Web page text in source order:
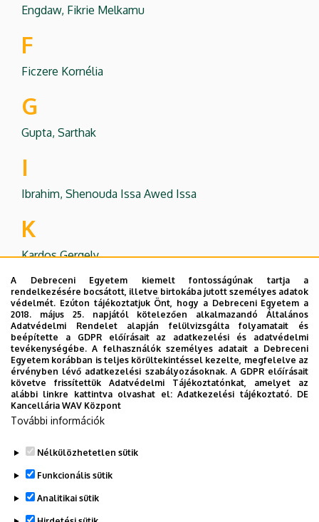
Engdaw, Fikrie Melkamu
F
Ficzere Kornélia
G
Gupta, Sarthak
I
Ibrahim, Shenouda Issa Awed Issa
K
Kardos Gergely
Kápolnai Ágnes
Kása Emese
M
Mezrag, Asma
T
Tóth Péter
Legutóbbi frissítés: 2026. 04. 08. 14:59
A Debreceni Egyetem kiemelt fontosságúnak tartja a
rendelkezésére bocsátott, illetve birtokába jutott személyes adatok
védelmét. Ezúton tájékoztatjuk Önt, hogy a Debreceni Egyetem a
2018. május 25. napjától kötelezően alkalmazandó Általános
Adatvédelmi Rendelet alapján felülvizsgálta folyamatait és
beépítette a GDPR előírásait az adatkezelési és adatvédelmi
tevékenységébe. A felhasználók személyes adatait a Debreceni
Egyetem korábban is teljes körültekintéssel kezelte, megfelelve az
érvényben lévő adatkezelési szabályozásoknak. A GDPR előírásait
követve frissítettük Adatvédelmi Tájékoztatónkat, amelyet az
alábbi linkre kattintva olvashat el:Adatkezelési tájékoztató. DE
Kancellária WAV Központ
További információk
Nélkülözhetetlen sütik
Funkcionális sütik
Analitikai sütik